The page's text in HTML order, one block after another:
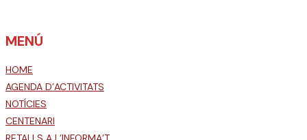
MENÚ
HOME
AGENDA D’ACTIVITATS
NOTÍCIES
CENTENARI